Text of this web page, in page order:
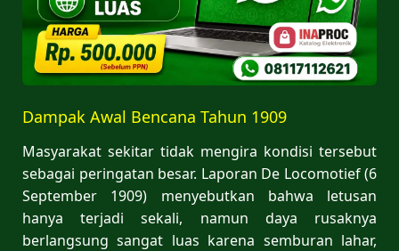
Dampak Awal Bencana Tahun 1909
Masyarakat sekitar tidak mengira kondisi tersebut
sebagai peringatan besar. Laporan De Locomotief (6
September 1909) menyebutkan bahwa letusan
hanya terjadi sekali, namun daya rusaknya
berlangsung sangat luas karena semburan lahar,